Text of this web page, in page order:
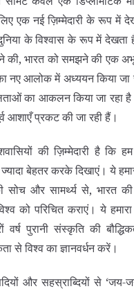
एक नई ज़िम्मेदारी के रूप में
के विश्वास के रूप में
की, भारत को समझने की एक
नए आलोक में अध्ययन किया जा
का आकलन किया जा रहा
आशाएँ प्रकट की जा रही हैं।
की ज़िम्मेदारी है कि
बेहतर करके दिखाएं। ये
सोच और सामर्थ्य से, भारत
को परिचित कराएं। ये हमारा
वर्ष पुरानी संस्कृति की
से विश्व का ज्ञानवर्धन करें।
और सहस्राब्दियों से ‘जय-